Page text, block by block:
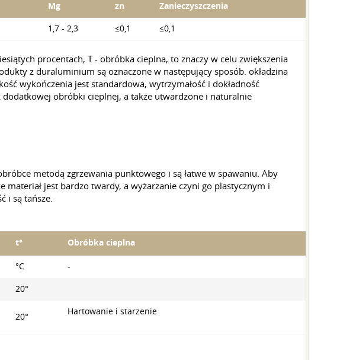
Mg zn Zanieczyszczenia
1,7 - 2,3 ≤0,1 ≤0,1
procentach, T - obróbka cieplna, to znaczy w celu zwiększenia
z duraluminium są oznaczone w następujący sposób. okładzina
wykończenia jest standardowa, wytrzymałość i dokładność
obróbki cieplnej, a także utwardzone i naturalnie
metodą zgrzewania punktowego i są łatwe w spawaniu. Aby
jest bardzo twardy, a wyżarzanie czyni go plastycznym i
i są tańsze.
t° Obróbka cieplna
°С -
20°
20° Hartowanie i starzenie